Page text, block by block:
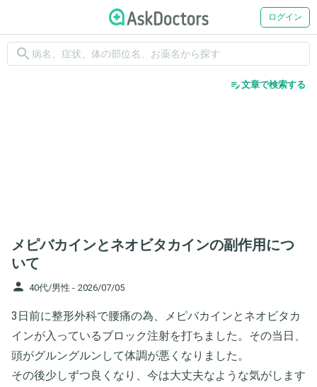
ログイン
search
edit_note文章で検索する
メピバカインとネオビタカインの副作用につ
いて
person 40代/男性 - 2026/07/05
3日前に整形外科で腰痛の為、メピバカインとネオビタカ
インが入っているブロック注射を打ちました。その当日、
頭がグルングルンして体調が悪くなりました。
その後少しずつ良くなり、今は大丈夫なような気がします